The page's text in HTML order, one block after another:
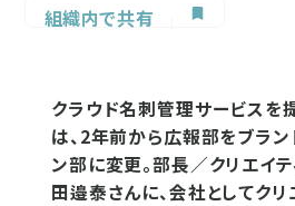
組織内で共有
クラウド名刺管理サービスを
は、2年前から広報部をブラン
ン部に変更。部長／クリエイ
田邉泰さんに、会社としてク